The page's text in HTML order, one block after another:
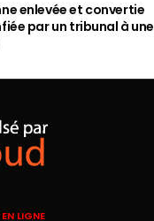
enlevée et convertie
par un tribunal à une
LIGNE